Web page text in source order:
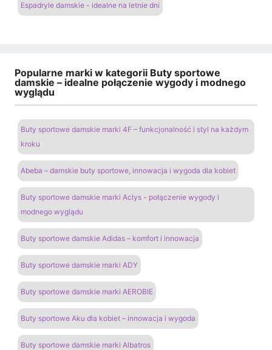
Espadryle damskie - idealne na letnie dni
Popularne marki w kategorii Buty sportowe
damskie – idealne połączenie wygody i modnego
wyglądu
Buty sportowe damskie marki 4F – funkcjonalność i styl na każdym
kroku
Abeba – damskie buty sportowe, innowacja i wygoda dla kobiet
Buty sportowe damskie marki Aclys - połączenie wygody i
modnego wyglądu
Buty sportowe damskie Adidas – komfort i innowacja
Buty sportowe damskie marki ADY
Buty sportowe damskie marki AEROBIE
Buty sportowe Aku dla kobiet – innowacja i wygoda
Buty sportowe damskie marki Albatros